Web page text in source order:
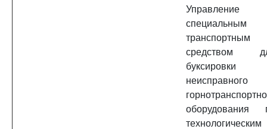
Управление
специальным
транспортным
средством
буксировки
неисправного
оборудования
технологическим